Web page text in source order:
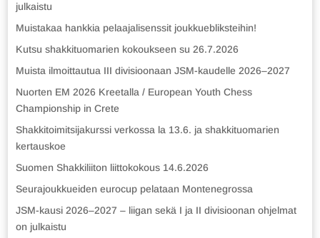
julkaistu
Muistakaa hankkia pelaajalisenssit joukkuebliksteihin!
Kutsu shakkituomarien kokoukseen su 26.7.2026
Muista ilmoittautua III divisioonaan JSM-kaudelle 2026–2027
Nuorten EM 2026 Kreetalla / European Youth Chess
Championship in Crete
Shakkitoimitsijakurssi verkossa la 13.6. ja shakkituomarien
kertauskoe
Suomen Shakkiliiton liittokokous 14.6.2026
Seurajoukkueiden eurocup pelataan Montenegrossa
JSM-kausi 2026–2027 – liigan sekä I ja II divisioonan ohjelmat
on julkaistu